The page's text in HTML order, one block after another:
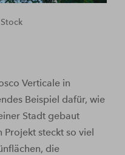
Verticale in
Beispiel dafür, wie
Stadt gebaut
Projekt steckt so viel
die